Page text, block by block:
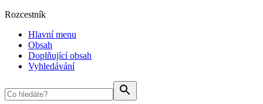
Rozcestník
Hlavní menu
Obsah
Doplňující obsah
Vyhledávání